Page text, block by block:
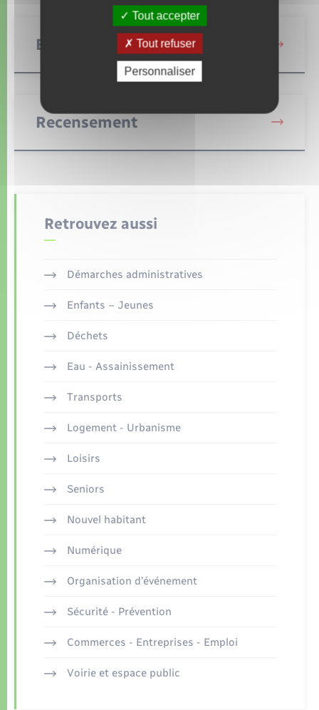
Etat civil
Recensement
Retrouvez aussi
Démarches administratives
Enfants – Jeunes
Déchets
Eau - Assainissement
Transports
Logement - Urbanisme
Loisirs
Seniors
Nouvel habitant
Numérique
Organisation d’événement
Sécurité - Prévention
Commerces - Entreprises - Emploi
Voirie et espace public
Tout accepter
Tout refuser
Personnaliser